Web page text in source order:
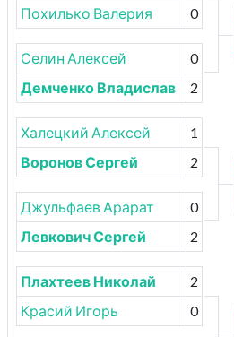
Похилько Валерия
0
Селин Алексей
0
Демченко Владислав
2
Халецкий Алексей
1
Воронов Сергей
2
Джульфаев Арарат
0
Левкович Сергей
2
Плахтеев Николай
2
Красий Игорь
0